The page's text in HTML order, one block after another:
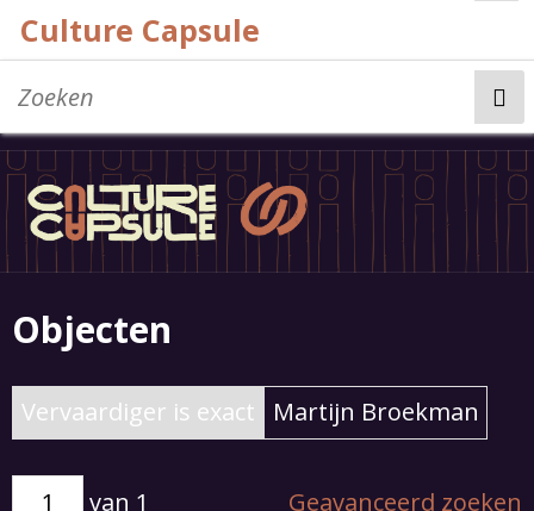
Culture Capsule
Bijdragen
Objecten
Vervaardiger is exact Martijn Broekman
van 1 Geavanceerd zoeken